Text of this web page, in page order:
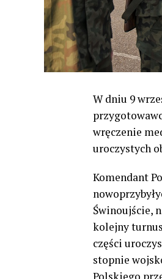
W dniu 9
wręczenie
uroczystych
Komendant
Świnoujście,
kolejny
części
stopnie